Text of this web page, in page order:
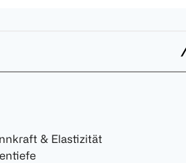
& Elastizität